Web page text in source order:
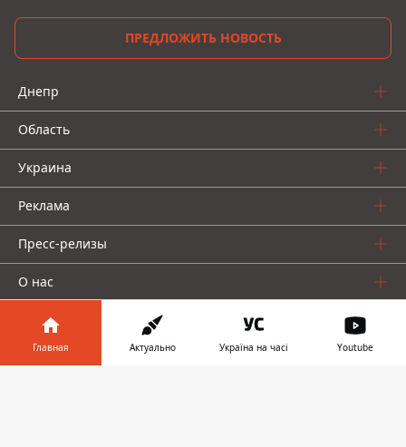
ПРЕДЛОЖИТЬ НОВОСТЬ
Днепр
Область
Украина
Реклама
Пресс-релизы
О нас
Главная Актуально Україна на часі Youtube